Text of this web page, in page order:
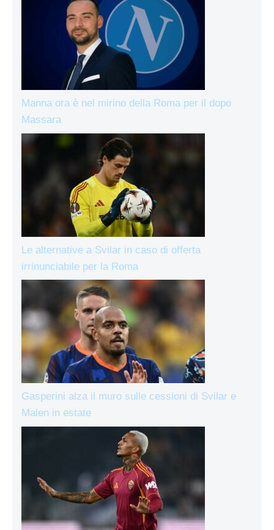
Manna ora è nel mirino della Roma per il dopo
Massara
Le alternative a Svilar in caso di offerta
irrinunciabile per la Roma
Gasperini alza il muro sulle cessioni di Svilar e
Malen in estate